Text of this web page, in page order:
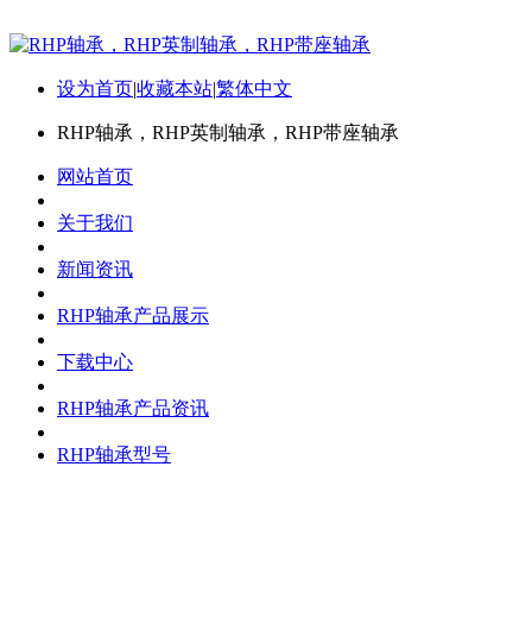
设为首页|收藏本站|繁体中文
RHP轴承，RHP英制轴承，RHP带座轴承
网站首页
关于我们
新闻资讯
RHP轴承产品展示
下载中心
RHP轴承产品资讯
RHP轴承型号